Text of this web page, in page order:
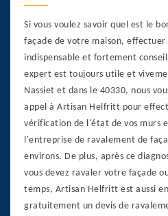
Si vous voulez savoir quel est le
façade de votre maison, effectuer
indispensable et fortement
expert est toujours utile et
Nassiet et dans le 40330, nous
appel à Artisan Helfritt pour
vérification de l'état de vos murs
l'entreprise de ravalement de
environs. De plus, après ce
vous devez ravaler votre façade
temps, Artisan Helfritt est aussi
gratuitement un devis de